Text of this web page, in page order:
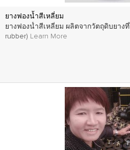
ยางฟองน้ำสีเหลี่ยม
ยางฟองน้ำสีเหลี่ยม ผลิตจากวัตถุดิบยาง
rubber) Learn More